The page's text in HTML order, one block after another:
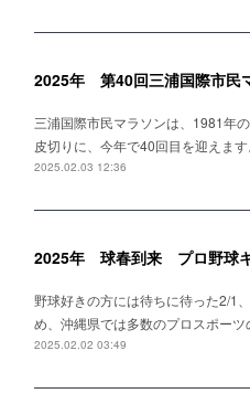
2025年 第40回三浦国際市民
三浦国際市民マラソンは、1981年
皮切りに、今年で40回目を迎えま
2025.02.03 12:36
2025年 球春到来 プロ野球
野球好きの方には待ちに待った2/1
め、沖縄県では多数のプロスポー
2025.02.02 03:49